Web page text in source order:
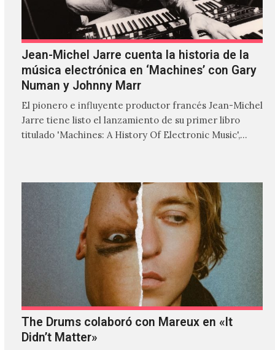
Jean-Michel Jarre cuenta la historia de la
música electrónica en ‘Machines’ con Gary
Numan y Johnny Marr
El pionero e influyente productor francés Jean-Michel
Jarre tiene listo el lanzamiento de su primer libro
titulado 'Machines: A History Of Electronic Music',
The Drums colaboró con Mareux en «It
Didn’t Matter»